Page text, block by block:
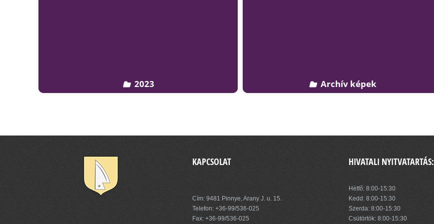
2023 Archív képek
KAPCSOLAT
Cím: 9481 Pinnye, Arany J. u. 15.
Telefon:+36-99/536-025
Fax: +36-99/536-025
HIVATALI NYITVATARTÁS:
Hétfő: 8:00-15:30
Kedd: 8:00-15:30
Szerda: 8:00-15:30
Csütörtök: 8:00-15:30